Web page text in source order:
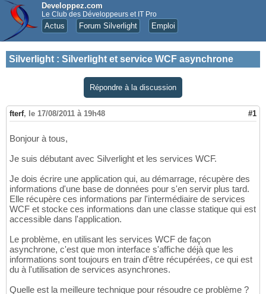
Developpez.com
Le Club des Développeurs et IT Pro
Actus Forum Silverlight Emploi
Silverlight : Silverlight et service WCF asynchrone
Répondre à la discussion
fterf, le 17/08/2011 à 19h48 #1
Bonjour à tous,
Je suis débutant avec Silverlight et les services WCF.
Je dois écrire une application qui, au démarrage, récupère des
informations d'une base de données pour s'en servir plus tard.
Elle récupère ces informations par l'intermédiaire de services
WCF et stocke ces informations dan une classe statique qui est
accessible dans l'application.
Le problème, en utilisant les services WCF de façon
asynchrone, c'est que mon interface s'affiche déjà que les
informations sont toujours en train d'être récupérées, ce qui est
du à l'utilisation de services asynchrones.
Quelle est la meilleure technique pour résoudre ce problème ?